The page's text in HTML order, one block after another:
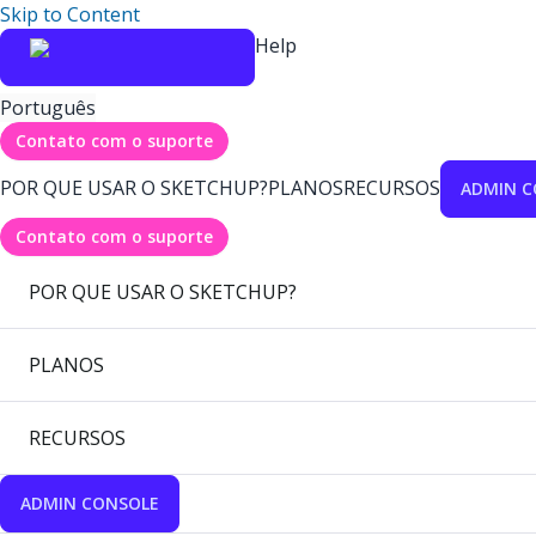
Skip to Content
Help
Português
Contato com o suporte
POR QUE USAR O SKETCHUP?PLANOSRECURSOS ADMIN
Contato com o suporte
POR QUE USAR O SKETCHUP?
PLANOS
RECURSOS
ADMIN CONSOLE